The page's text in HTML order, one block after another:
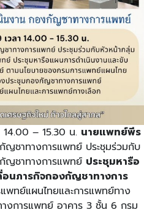
– 15.30 น. นายแพทย์พีร
ญชาทางการแพทย์ ประชุมร่วมกับ
ญชาทางการแพทย์ ประชุมหารือ
นภารกิจกองกัญชาทางการ
พทย์แผนไทยและการแพทย์ทาง
การแพทย์ อาคาร 3 ชั้น 6 กรม